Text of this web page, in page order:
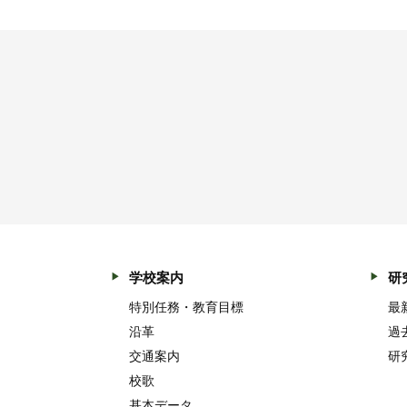
学校案内
特別任務・教育目標
沿革
交通案内
校歌
研
最
過
研